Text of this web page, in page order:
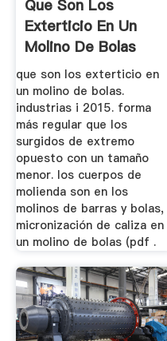
Que Son Los
Exterticio En Un
Molino De Bolas
que son los exterticio en
un molino de bolas.
industrias i 2015. forma
más regular que los
surgidos de extremo
opuesto con un tamaño
menor. los cuerpos de
molienda son en los
molinos de barras y bolas,
micronización de caliza en
un molino de bolas (pdf .